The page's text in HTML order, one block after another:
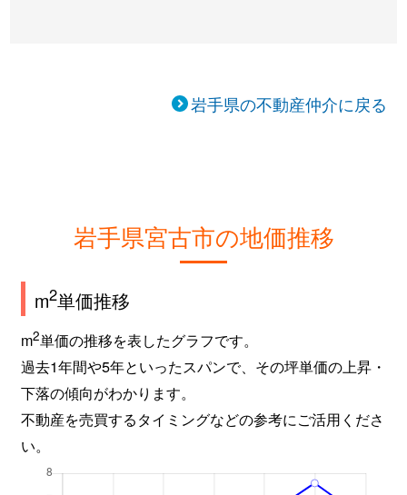
岩手県の不動産仲介に戻る
岩手県宮古市の地価推移
m2単価推移
m2単価の推移を表したグラフです。
過去1年間や5年といったスパンで、その坪単価の上昇・
下落の傾向がわかります。
不動産を売買するタイミングなどの参考にご活用くださ
い。